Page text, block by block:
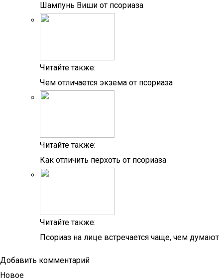
Шампунь Виши от псориаза
Читайте также:
Чем отличается экзема от псориаза
Читайте также:
Как отличить перхоть от псориаза
Читайте также:
Псориаз на лице встречается чаще, чем думают
Добавить комментарий
Новое